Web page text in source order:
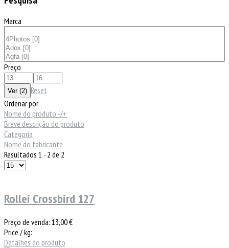
Marca
Preço
Reset
Ordenar por
Nome do produto -/+
Breve descrição do produto
Categoria
Nome do fabricante
Resultados 1 - 2 de 2
Rollei Crossbird 127
Preço de venda: 13,00 €
Price / kg:
Detalhes do produto